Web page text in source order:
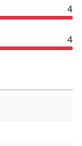
4
4